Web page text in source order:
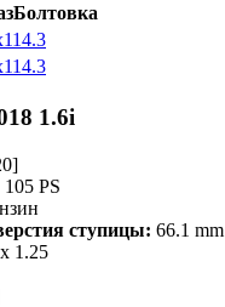
1.6i
PS
ступицы: 66.1 mm
1.25